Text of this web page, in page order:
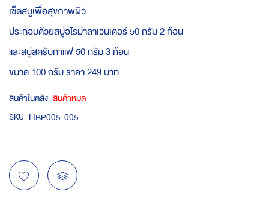
เซ็ตสบูเพื่อสุขภาพผิว
ประกอบด้วยสบู่อโรม่าลาเวนเดอร์ 50 กรัม 2 ก้อน
และสบู่สครับกาแฟ 50 กรัม 3 ก้อน
ขนาด 100 กรัม ราคา 249 บาท
สินค้าในคลัง สินค้าหมด
SKU LIBP005-005